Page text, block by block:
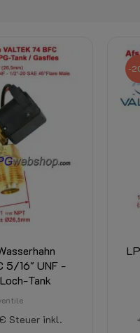
5/16" UNF -
Tank
Steuer inkl.
-